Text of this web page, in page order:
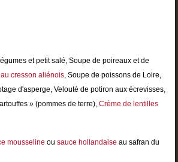
et petit salé, Soupe de poireaux et de
cresson aliénois, Soupe de poissons de Loire,
d'asperge, Velouté de potiron aux écrevisses,
» (pommes de terre), Crème de lentilles
mousseline ou sauce hollandaise au safran du